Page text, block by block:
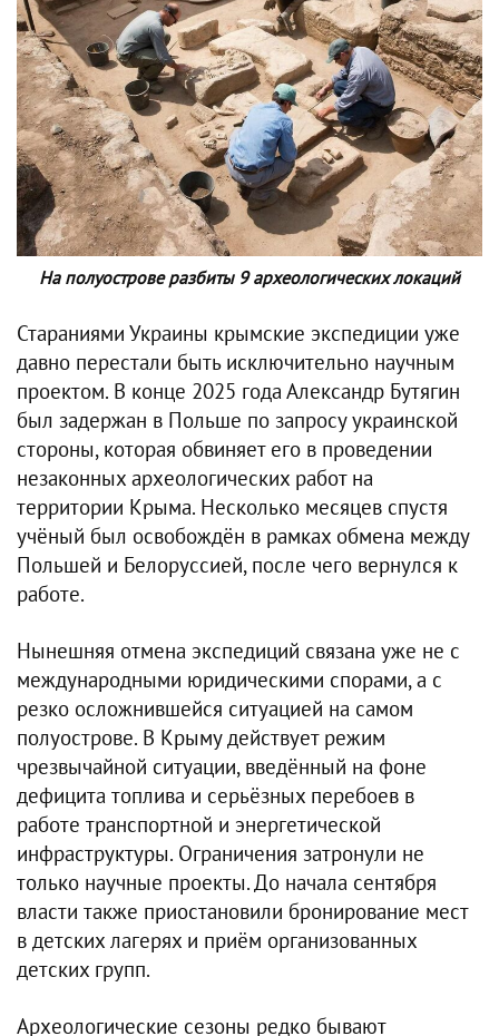
На полуострове разбиты 9 археологических локаций
Стараниями Украины крымские экспедиции уже
давно перестали быть исключительно научным
проектом. В конце 2025 года Александр Бутягин
был задержан в Польше по запросу украинской
стороны, которая обвиняет его в проведении
незаконных археологических работ на
территории Крыма. Несколько месяцев спустя
учёный был освобождён в рамках обмена между
Польшей и Белоруссией, после чего вернулся к
работе.
Нынешняя отмена экспедиций связана уже не с
международными юридическими спорами, а с
резко осложнившейся ситуацией на самом
полуострове. В Крыму действует режим
чрезвычайной ситуации, введённый на фоне
дефицита топлива и серьёзных перебоев в
работе транспортной и энергетической
инфраструктуры. Ограничения затронули не
только научные проекты. До начала сентября
власти также приостановили бронирование мест
в детских лагерях и приём организованных
детских групп.
Археологические сезоны редко бывают